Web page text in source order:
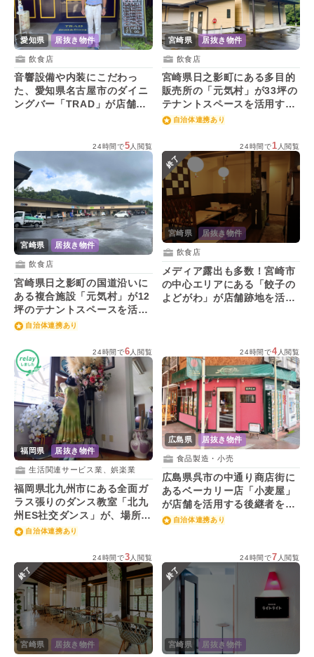
愛知県 居抜き物件
飲食店
音響設備や内装にこだわっ
た、愛知県名古屋市のダイニ
ングバー「TRAD」が店舗を
宮崎県 居抜き物件
飲食店
宮崎県日之影町にある多目的
販売所の「元気村」が33坪の
テナントスペースを活用する
人を募集！
自治体連携あり
24時間で5人閲覧
宮崎県 居抜き物件
飲食店
宮崎県日之影町の国道沿いに
ある複合施設「元気村」が12
坪のテナントスペースを活用
する人を募集！
自治体連携あり
24時間で1 人閲覧
終了
宮崎県 居抜き物件
飲食店
メディア露出も多数！宮崎市
の中心エリアにある「餃子の
よどがわ」が店舗跡地を活用
24時間で6 人閲覧
福岡県 居抜き物件
生活関連サービス業、娯楽業
福岡県北九州市にある全面ガ
ラス張りのダンス教室「北九
州ES社交ダンス」が、場所を
活用する後継者を募集！
自治体連携あり
24時間で4人閲覧
広島県 居抜き物件
食品製造・小売
広島県呉市の中通り商店街に
あるベーカリー店「小麦屋」
が店舗を活用する後継者を募
集！自治体連携あり
24時間で3 人閲覧
終了
宮崎県 居抜き物件
24時間で7 人閲覧
終了
宮崎県 居抜き物件